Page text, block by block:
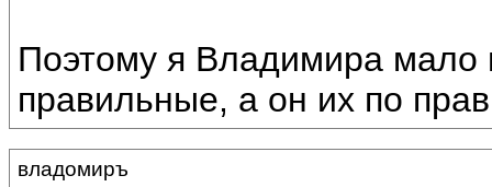
Поэтому я Владимира мало
правильные, а он их по
владомиръ